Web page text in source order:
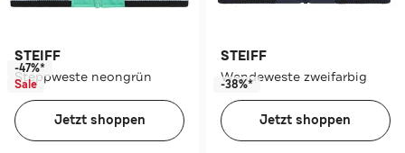
STEIFF
Steppweste neongrün
-47%*
Sale
Jetzt shoppen
STEIFF
Wendeweste zweifarbig
-38%*
Jetzt shoppen